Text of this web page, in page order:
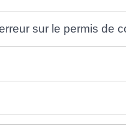
sur le permis de